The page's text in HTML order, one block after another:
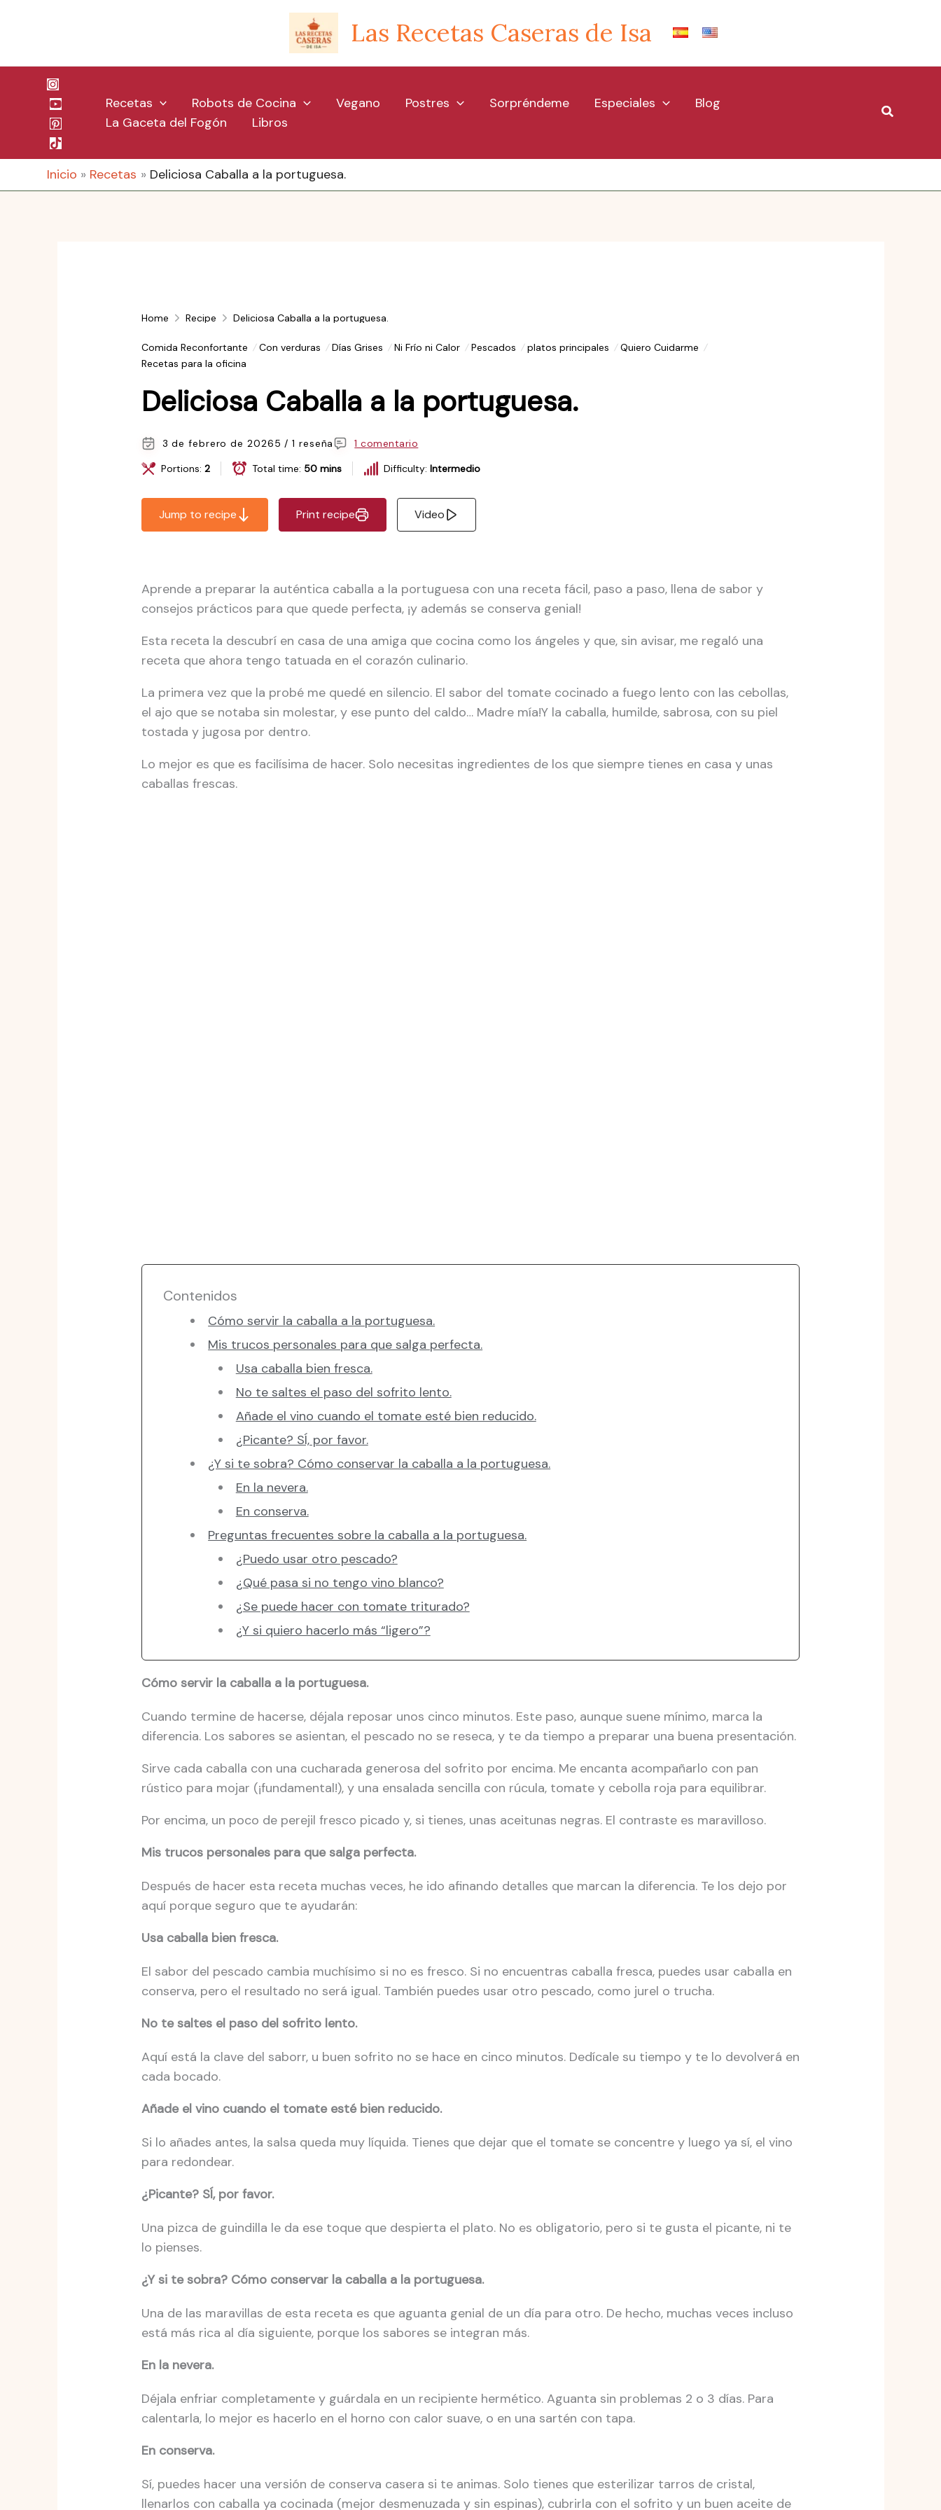
Las Recetas Caseras de Isa
Recetas Robots de Cocina Vegano Postres Sorpréndeme Especiales
Blog
La Gaceta del Fogón
Libros
Buscar
Inicio Recetas Deliciosa Caballa a la portuguesa.
Home Recipe Deliciosa Caballa a la portuguesa.
Comida Reconfortante Con verduras Días Grises Ni Frío ni Calor Pescados platos principales
Quiero Cuidarme
Recetas para la oficina
Deliciosa Caballa a la portuguesa.
3 de febrero de 20265 / 1 reseña
1 comentario
Portions: 2 Total time: 50 mins Difficulty: Intermedio
Jump to recipe Print recipe Video
Aprende a preparar la auténtica caballa a la portuguesa con una receta fácil, paso a paso, llena de sabor y
consejos prácticos para que quede perfecta, ¡y además se conserva genial!
Esta receta la descubrí en casa de una amiga que cocina como los ángeles y que, sin avisar, me regaló una
receta que ahora tengo tatuada en el corazón culinario.
La primera vez que la probé me quedé en silencio. El sabor del tomate cocinado a fuego lento con las cebollas,
el ajo que se notaba sin molestar, y ese punto del caldo… Madre mía!Y la caballa, humilde, sabrosa, con su piel
tostada y jugosa por dentro.
Lo mejor es que es facilísima de hacer. Solo necesitas ingredientes de los que siempre tienes en casa y unas
caballas frescas.
Contenidos
Cómo servir la caballa a la portuguesa.
Mis trucos personales para que salga perfecta.
Usa caballa bien fresca.
No te saltes el paso del sofrito lento.
Añade el vino cuando el tomate esté bien reducido.
¿Picante? SÍ, por favor.
¿Y si te sobra? Cómo conservar la caballa a la portuguesa.
En la nevera.
En conserva.
Preguntas frecuentes sobre la caballa a la portuguesa.
¿Puedo usar otro pescado?
¿Qué pasa si no tengo vino blanco?
¿Se puede hacer con tomate triturado?
¿Y si quiero hacerlo más “ligero”?
Cómo servir la caballa a la portuguesa.
Cuando termine de hacerse, déjala reposar unos cinco minutos. Este paso, aunque suene mínimo, marca la
diferencia. Los sabores se asientan, el pescado no se reseca, y te da tiempo a preparar una buena presentación.
Sirve cada caballa con una cucharada generosa del sofrito por encima. Me encanta acompañarlo con pan
rústico para mojar (¡fundamental!), y una ensalada sencilla con rúcula, tomate y cebolla roja para equilibrar.
Por encima, un poco de perejil fresco picado y, si tienes, unas aceitunas negras. El contraste es maravilloso.
Mis trucos personales para que salga perfecta.
Después de hacer esta receta muchas veces, he ido afinando detalles que marcan la diferencia. Te los dejo por
aquí porque seguro que te ayudarán:
Usa caballa bien fresca.
El sabor del pescado cambia muchísimo si no es fresco. Si no encuentras caballa fresca, puedes usar caballa en
conserva, pero el resultado no será igual. También puedes usar otro pescado, como jurel o trucha.
No te saltes el paso del sofrito lento.
Aquí está la clave del saborr, u buen sofrito no se hace en cinco minutos. Dedícale su tiempo y te lo devolverá en
cada bocado.
Añade el vino cuando el tomate esté bien reducido.
Si lo añades antes, la salsa queda muy líquida. Tienes que dejar que el tomate se concentre y luego ya sí, el vino
para redondear.
¿Picante? SÍ, por favor.
Una pizca de guindilla le da ese toque que despierta el plato. No es obligatorio, pero si te gusta el picante, ni te
lo pienses.
¿Y si te sobra? Cómo conservar la caballa a la portuguesa.
Una de las maravillas de esta receta es que aguanta genial de un día para otro. De hecho, muchas veces incluso
está más rica al día siguiente, porque los sabores se integran más.
En la nevera.
Déjala enfriar completamente y guárdala en un recipiente hermético. Aguanta sin problemas 2 o 3 días. Para
calentarla, lo mejor es hacerlo en el horno con calor suave, o en una sartén con tapa.
En conserva.
Sí, puedes hacer una versión de conserva casera si te animas. Solo tienes que esterilizar tarros de cristal,
llenarlos con caballa ya cocinada (mejor desmenuzada y sin espinas), cubrirla con el sofrito y un buen aceite de